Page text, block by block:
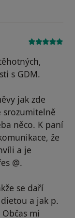
s GDM.
jak zde
srozumitelně
něco. K paní
že
a je
@.
se daří
a jak p.
mi